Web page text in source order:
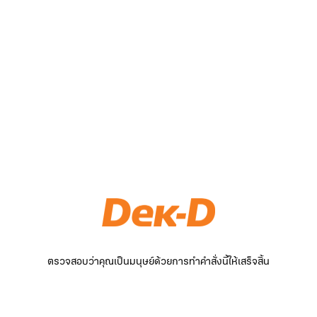
ตรวจสอบว่าคุณเป็นมนุษย์ด้วยการทำคำสั่งนี้ให้เสร็จสิ้น